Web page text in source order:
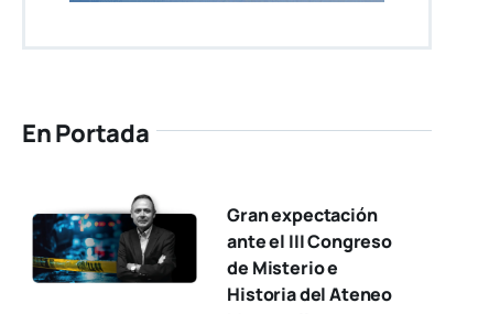
En Portada
Gran expectación
ante el III Congreso
de Misterio e
Historia del Ateneo